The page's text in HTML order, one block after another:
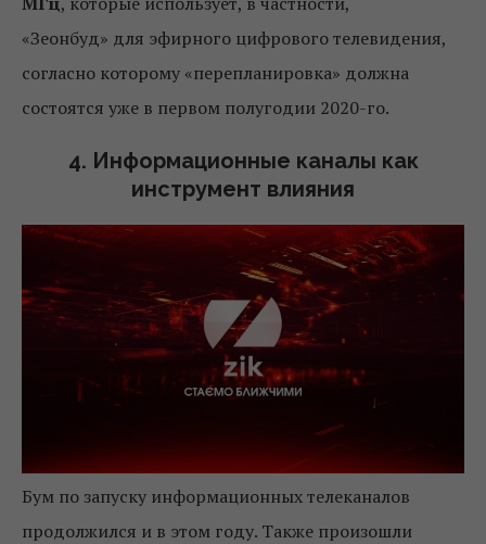
«Зеонбуд» для эфирного цифрового телевидения,
согласно которому «перепланировка» должна
состоятся уже в первом полугодии 2020-го.
4. Информационные каналы как
инструмент влияния
Бум по запуску информационных телеканалов
продолжился и в этом году. Также произошли